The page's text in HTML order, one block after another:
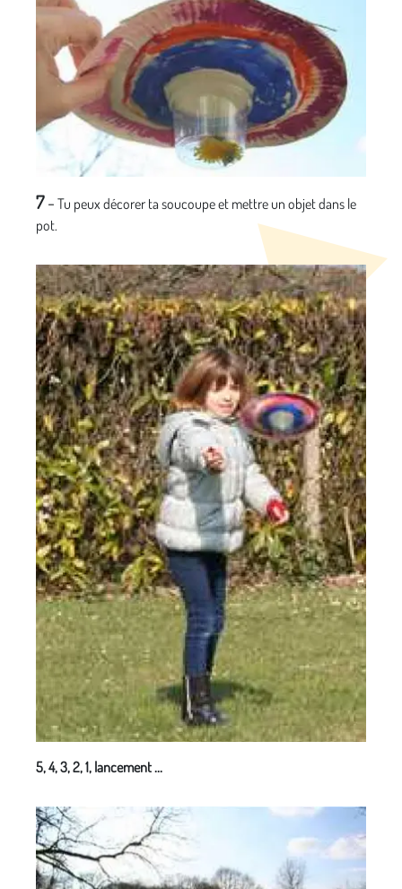
7- Tu peux décorer ta soucoupe et mettre un objet dans le
pot.
5, 4, 3, 2, 1, lancement ...